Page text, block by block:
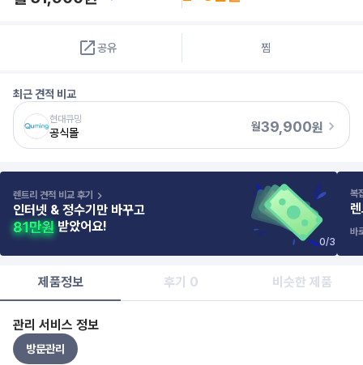
공유 찜
최근 견적 비교
현대큐밍
공식몰 월39,900원
렌트리 견적 비교 후기
인터넷 & 정수기만 바꾸고
받았어요!
복
바
0/3
제품정보 후기 0 비슷한 제품
관리 서비스 정보
방문관리